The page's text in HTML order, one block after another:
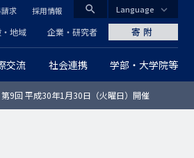
CLOSE
search
グ
ロ
交流 社会連携 学部・大学院等
地域 企業・研究者
求 採用情報
寄附
Language
第9回 平成30年1月30日（火曜日）開催